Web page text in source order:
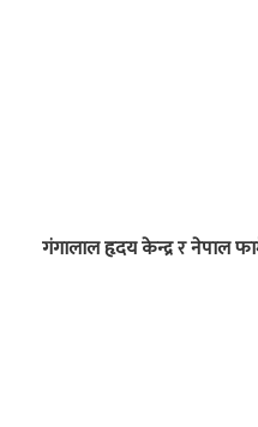
गंगालाल हृदय केन्द्र र नेपाल